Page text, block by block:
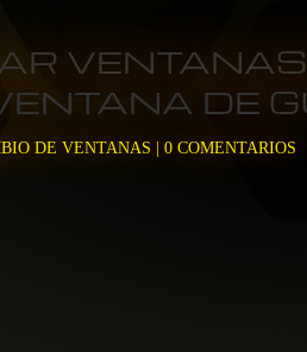
DE
DE VENTANAS |0 COMENTARIOS